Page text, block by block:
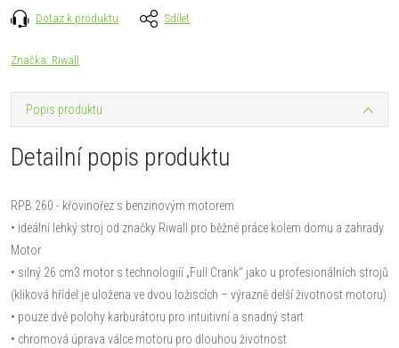
Dotaz k produktu Sdílet
Značka: Riwall
Popis produktu
Detailní popis produktu
RPB 260 - křovinořez s benzinovým motorem
• ideální lehký stroj od značky Riwall pro běžné práce kolem domu a zahrady
Motor
• silný 26 cm3 motor s technologiíí „Full Crank“ jako u profesionálních strojů
(kliková hřídel je uložena ve dvou ložiscích – výrazně delší životnost motoru)
• pouze dvě polohy karburátoru pro intuitivní a snadný start
• chromová úprava válce motoru pro dlouhou životnost